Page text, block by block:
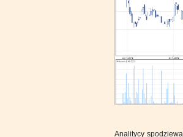
Analitycy